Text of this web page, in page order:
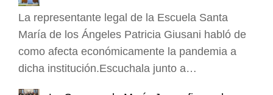
La representante legal de la Escuela Santa
María de los Ángeles Patricia Giusani habló de
como afecta económicamente la pandemia a
dicha institución.Escuchala junto a…